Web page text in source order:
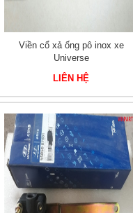
Viền cổ xả ống pô inox xe
Universe
LIÊN HỆ